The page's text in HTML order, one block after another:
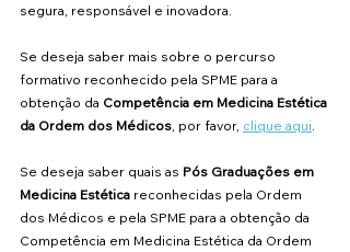
segura, responsável e inovadora.
Se deseja saber mais sobre o percurso
formativo reconhecido pela SPME para a
obtenção da Competência em Medicina Estética
da Ordem dos Médicos, por favor, clique aqui.
Se deseja saber quais as Pós Graduações em
Medicina Estética reconhecidas pela Ordem
dos Médicos e pela SPME para a obtenção da
Competência em Medicina Estética da Ordem